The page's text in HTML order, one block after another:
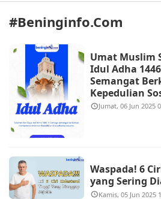
#beninginfo.com
Umat Muslim
Idul Adha
Semangat
Kepedulian
Jumat, 06 Jun 2025
Waspada! 6
yang Sering
Kamis, 05 Jun 2025